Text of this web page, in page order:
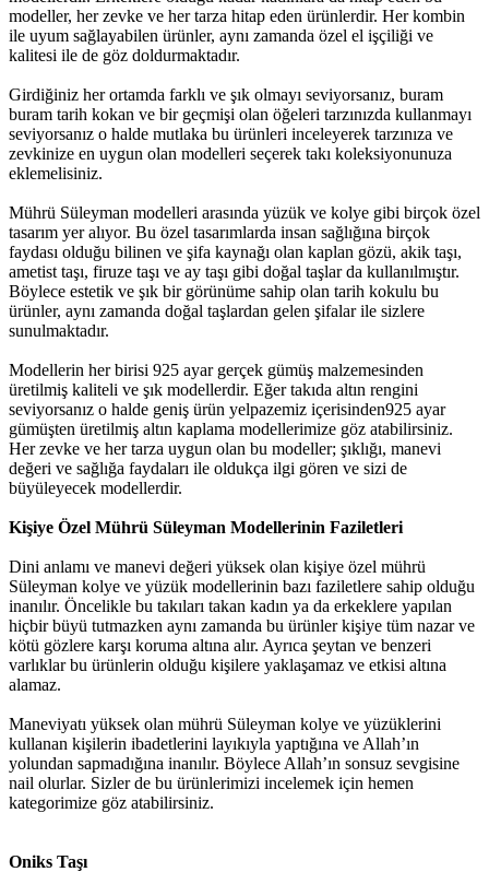
modeller, her zevke ve her tarza hitap eden ürünlerdir. Her kombin
ile uyum sağlayabilen ürünler, aynı zamanda özel el işçiliği ve
kalitesi ile de göz doldurmaktadır.
Girdiğiniz her ortamda farklı ve şık olmayı seviyorsanız, buram
buram tarih kokan ve bir geçmişi olan öğeleri tarzınızda kullanmayı
seviyorsanız o halde mutlaka bu ürünleri inceleyerek tarzınıza ve
zevkinize en uygun olan modelleri seçerek takı koleksiyonunuza
eklemelisiniz.
Mührü Süleyman modelleri arasında yüzük ve kolye gibi birçok özel
tasarım yer alıyor. Bu özel tasarımlarda insan sağlığına birçok
faydası olduğu bilinen ve şifa kaynağı olan kaplan gözü, akik taşı,
ametist taşı, firuze taşı ve ay taşı gibi doğal taşlar da kullanılmıştır.
Böylece estetik ve şık bir görünüme sahip olan tarih kokulu bu
ürünler, aynı zamanda doğal taşlardan gelen şifalar ile sizlere
sunulmaktadır.
Modellerin her birisi 925 ayar gerçek gümüş malzemesinden
üretilmiş kaliteli ve şık modellerdir. Eğer takıda altın rengini
seviyorsanız o halde geniş ürün yelpazemiz içerisinden925 ayar
gümüşten üretilmiş altın kaplama modellerimize göz atabilirsiniz.
Her zevke ve her tarza uygun olan bu modeller; şıklığı, manevi
değeri ve sağlığa faydaları ile oldukça ilgi gören ve sizi de
büyüleyecek modellerdir.
Kişiye Özel Mührü Süleyman Modellerinin Faziletleri
Dini anlamı ve manevi değeri yüksek olan kişiye özel mührü
Süleyman kolye ve yüzük modellerinin bazı faziletlere sahip olduğu
inanılır. Öncelikle bu takıları takan kadın ya da erkeklere yapılan
hiçbir büyü tutmazken aynı zamanda bu ürünler kişiye tüm nazar ve
kötü gözlere karşı koruma altına alır. Ayrıca şeytan ve benzeri
varlıklar bu ürünlerin olduğu kişilere yaklaşamaz ve etkisi altına
alamaz.
Maneviyatı yüksek olan mührü Süleyman kolye ve yüzüklerini
kullanan kişilerin ibadetlerini layıkıyla yaptığına ve Allah’ın
yolundan sapmadığına inanılır. Böylece Allah’ın sonsuz sevgisine
nail olurlar. Sizler de bu ürünlerimizi incelemek için hemen
kategorimize göz atabilirsiniz.
Oniks Taşı